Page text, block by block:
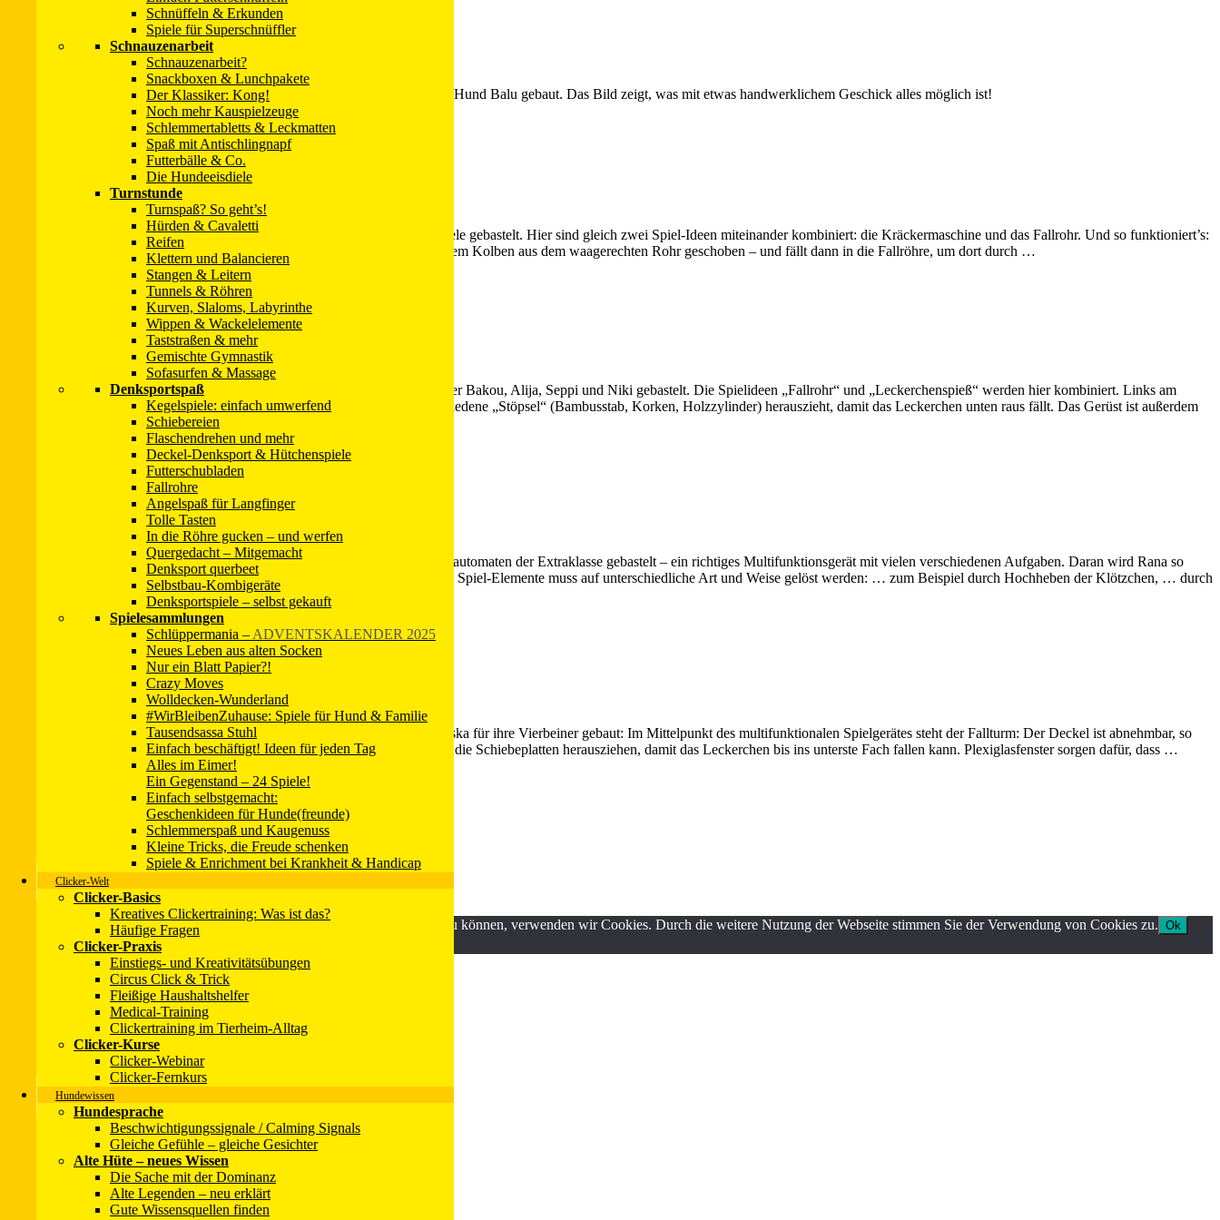
Schnüffeln & Erkunden
Spiele für Superschnüffler
Schnauzenarbeit
Schnauzenarbeit?
Snackboxen & Lunchpakete
Der Klassiker: Kong!
Noch mehr Kauspielzeuge
Schlemmertabletts & Leckmatten
Spaß mit Antischlingnapf
Futterbälle & Co.
Die Hundeeisdiele
Turnstunde
Turnspaß? So geht’s!
Hürden & Cavaletti
Reifen
Klettern und Balancieren
Stangen & Leitern
Tunnels & Röhren
Kurven, Slaloms, Labyrinthe
Wippen & Wackelelemente
Taststraßen & mehr
Gemischte Gymnastik
Sofasurfen & Massage
Denksportspaß
Kegelspiele: einfach umwerfend
Schiebereien
Flaschendrehen und mehr
Deckel-Denksport & Hütchenspiele
Futterschubladen
Fallrohre
Angelspaß für Langfinger
Tolle Tasten
In die Röhre gucken – und werfen
Quergedacht – Mitgemacht
Denksport querbeet
Selbstbau-Kombigeräte
Denksportspiele – selbst gekauft
Spielesammlungen
Schlüppermania – ADVENTSKALENDER 2025
Neues Leben aus alten Socken
Nur ein Blatt Papier?!
Crazy Moves
Wolldecken-Wunderland
#WirBleibenZuhause: Spiele für Hund & Familie
Tausendsassa Stuhl
Einfach beschäftigt! Ideen für jeden Tag
Alles im Eimer!
Ein Gegenstand – 24 Spiele!
Einfach selbstgemacht:
Geschenkideen für Hunde(freunde)
Schlemmerspaß und Kaugenuss
Kleine Tricks, die Freude schenken
Spiele & Enrichment bei Krankheit & Handicap
Clicker-Welt
Clicker-Basics
Kreatives Clickertraining: Was ist das?
Häufige Fragen
Clicker-Praxis
Einstiegs- und Kreativitätsübungen
Circus Click & Trick
Fleißige Haushaltshelfer
Medical-Training
Clickertraining im Tierheim-Alltag
Clicker-Kurse
Clicker-Webinar
Clicker-Fernkurs
Hundewissen
Hundesprache
Beschwichtigungssignale / Calming Signals
Gleiche Gefühle – gleiche Gesichter
Alte Hüte – neues Wissen
Die Sache mit der Dominanz
Alte Legenden – neu erklärt
Gute Wissensquellen finden
Denksportkombi
Diese „Denksportkombi“ hat Julia Bitsch gemeinsam mit ihrem Opa für ihren Hund Balu gebaut. Das Bild zeigt, was mit etwas handwerklichem Geschick alles möglich ist!
Super-Röhren
Super-Röhren Diese unglaubliche Konstruktion hat Gabi Henrich für ihre Adele gebastelt. Hier sind gleich zwei Spiel-Ideen miteinander kombiniert: die Kräckermaschine und das Fallrohr. Und so funktioniert’s:
Eine kleine Dose mit einem Leckerchen drin wird von Adele zunächst mit einem Kolben aus dem waagerechten Rohr geschoben – und fällt dann in die Fallröhre, um dort durch …
Multifunktionsmaschine
Die Multifunktionsmaschine haben Silke, Juliane und Steffen für die Vierbeiner Bakou, Alija, Seppi und Niki gebastelt. Die Spielideen „Fallrohr“ und „Leckerchenspieß“ werden hier kombiniert. Links am
Gerüst ist das Fallrohr befestigt: eine Pappröhre, aus dem im Bild Alija verschiedene „Stöpsel“ (Bambusstab, Korken, Holzzylinder) herauszieht, damit das Leckerchen unten raus fällt. Das Gerüst ist außerdem
Denkautomat
Ein echter Glückspilz ist Sheltidame Rana: Irene Pieczarek hat ihr einen Denkautomaten der Extraklasse gebastelt – ein richtiges Multifunktionsgerät mit vielen verschiedenen Aufgaben. Daran wird Rana so
schnell bestimmt nicht langweilig! Jedes der am Denkautomaten angebrachten Spiel-Elemente muss auf unterschiedliche Art und Weise gelöst werden: … zum Beispiel durch Hochheben der Klötzchen, … durch
Weiterlesen »
Denksportcenter
Denksportcenter Ein Denksportcenter der Extraklasse hat auch Natascha Vityska für ihre Vierbeiner gebaut: Im Mittelpunkt des multifunktionalen Spielgerätes steht der Fallturm: Der Deckel ist abnehmbar, so
dass in das oberste Fach ein Leckerchen gelegt werden kann. Der Hund muss die Schiebeplatten herausziehen, damit das Leckerchen bis ins unterste Fach fallen kann. Plexiglasfenster sorgen dafür, dass …
Datenschutzerklärung
Mitmachen!
Copyright 2001 - 2025 © Christina Sondermann - SPASS-MIT-HUND
Um unsere Webseite für Sie optimal zu gestalten und fortlaufend verbessern zu können, verwenden wir Cookies. Durch die weitere Nutzung der Webseite stimmen Sie der Verwendung von Cookies zu. Ok
Datenschutzerklärung